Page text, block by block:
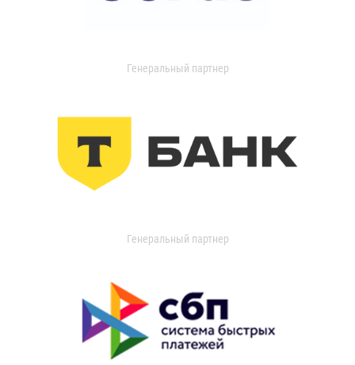
Генеральный партнер
Генеральный партнер